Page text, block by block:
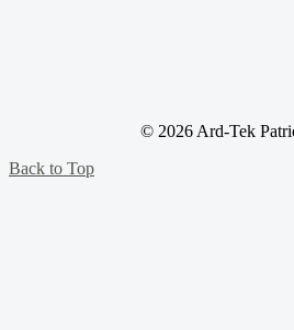
© 2026 Ard-Tek
Back to Top